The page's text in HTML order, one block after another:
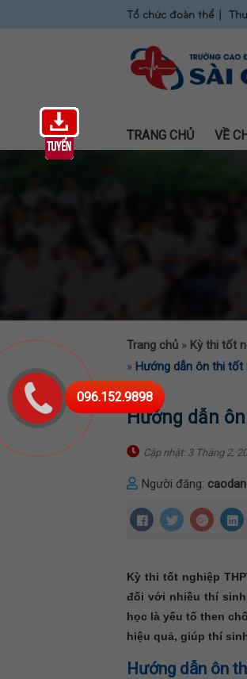
Tổ chức đoàn thể
TRANG CHỦ VỀ
096.152.9898
Trang chủ » Kỳ thi tốt
» Hướng dẫn ôn thi tốt
Hướng dẫn
Cập nhật: 3 Tháng 2,
Người đăng:
Kỳ thi tốt nghiệp
đối với nhiều thí
học là yếu tố then
hiệu quả, giúp thí
Hướng dẫn ôn